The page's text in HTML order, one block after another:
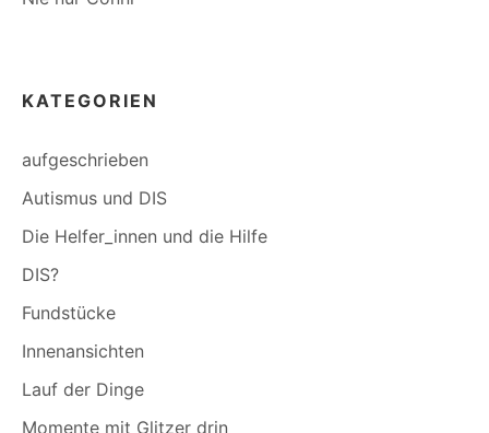
KATEGORIEN
aufgeschrieben
Autismus und DIS
Die Helfer_innen und die Hilfe
DIS?
Fundstücke
Innenansichten
Lauf der Dinge
Momente mit Glitzer drin